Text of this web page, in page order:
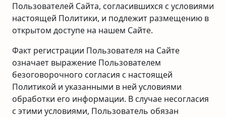
Пользователей Сайта, согласившихся с условиями
настоящей Политики, и подлежит размещению в
открытом доступе на нашем Сайте.
Факт регистрации Пользователя на Сайте
означает выражение Пользователем
безоговорочного согласия с настоящей
Политикой и указанными в ней условиями
обработки его информации. В случае несогласия
с этими условиями, Пользователь обязан